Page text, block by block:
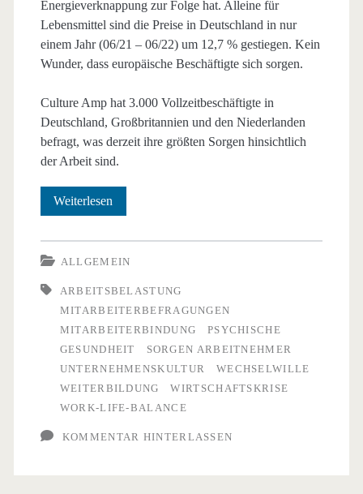
Energieverknappung zur Folge hat. Alleine für
Lebensmittel sind die Preise in Deutschland in nur
einem Jahr (06/21 – 06/22) um 12,7 % gestiegen. Kein
Wunder, dass europäische Beschäftigte sich sorgen.
Culture Amp hat 3.000 Vollzeitbeschäftigte in
Deutschland, Großbritannien und den Niederlanden
befragt, was derzeit ihre größten Sorgen hinsichtlich
der Arbeit sind.
Weiterlesen
Ihre
Sorgen
und
Ängste
ALLGEMEIN
ARBEITSBELASTUNG
MITARBEITERBEFRAGUNGEN
MITARBEITERBINDUNG
PSYCHISCHE
GESUNDHEIT
SORGEN ARBEITNEHMER
UNTERNEHMENSKULTUR
WECHSELWILLE
WEITERBILDUNG
WIRTSCHAFTSKRISE
WORK-LIFE-BALANCE
KOMMENTAR HINTERLASSEN